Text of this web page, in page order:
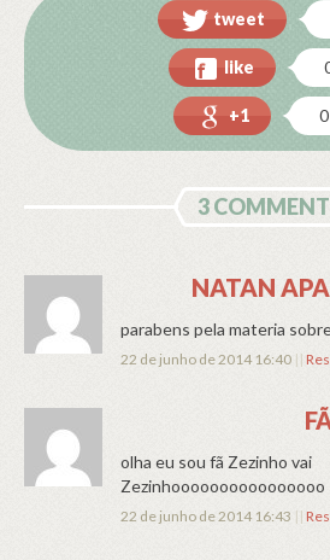
tweet
like
+1 0
3
NATAN
parabens pela materia
22 de junho de 2014 16:40 ||
olha eu sou fã Zezinho vai
Zezinhoooooooooooooooo
22 de junho de 2014 16:43 ||